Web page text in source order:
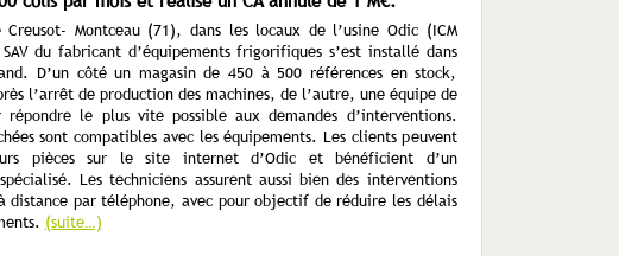
Montceau (71), dans les locaux de l’usine Odic (ICM
du fabricant d’équipements frigorifiques s’est installé dans
D’un côté un magasin de 450 à 500 références en stock,
l’arrêt de production des machines, de l’autre, une équipe de
répondre le plus vite possible aux demandes d’interventions.
sont compatibles avec les équipements. Les clients peuvent
pièces sur le site internet d’Odic et bénéficient d’un
Les techniciens assurent aussi bien des interventions
distance par téléphone, avec pour objectif de réduire les délais
(suite…)